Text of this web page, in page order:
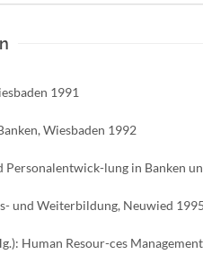
1991
Wiesbaden 1992
Personalentwick-lung in Banken
und Weiterbildung, Neuwied 1995
Human Resour-ces